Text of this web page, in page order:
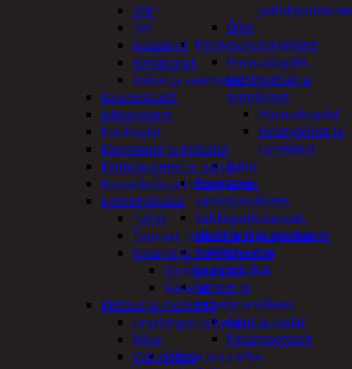
Öljyt
Perävaunutarvikkeet
Hinausköydet,
kiristysliinat ja
kiinnikkeet
Hinausköydet
Kiristysliinat ja
tarvikkeet
Valot
Rengas ja -
vannetarvikkeet
Sähköpotkulaudat,
skootterit ja ajoneuvot
Tukkikärryt ja
juontopulkat
Veneet ja
veneilytarvikkeet
Airot ja melat
Perämoottorit
Piha ja puutarha
3/4"
3/8
Adapterit
Kärkisarjat
Räikät ja vääntimet
Iskumeisselit
Jakoavaimet
Käsihöylät
Kierretapit ja työkalut
Kiintoavaimet ja -sarjat
Kuusiokolo ja torx-avaimet
Lyöntityökalut
Taltat
Tuurnat, meistit ja piirtopuikot
Vasarat ja sorkkaraudat
Sorkkaraudat
Vasarat
Mittaus ja merkintä
Linjalangat ja kynät
Mitat
Vatupassit